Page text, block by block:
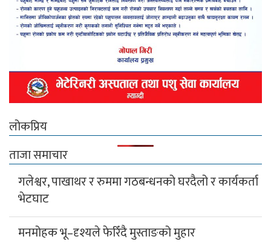
लोकप्रिय
ताजा समाचार
गलेश्वर, पाखाथर र रुममा गठबन्धनको घरदैलो र कार्यकर्ता
भेटघाट
मनमोहक भू–दृश्यले फेरिँदै मुस्ताङको मुहार